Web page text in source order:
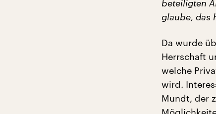
beteiligten
glaube, das
Da wurde
Herrschaft
welche
wird.
Mundt, der